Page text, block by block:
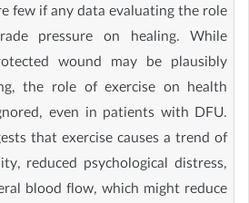
few if any data evaluating the role
pressure on healing. While
wound may be plausibly
the role of exercise on health
even in patients with DFU.
that exercise causes a trend of
reduced psychological distress,
blood flow, which might reduce